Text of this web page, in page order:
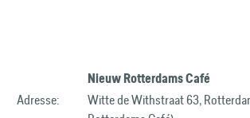
Nieuw Rotterdams Café
Adresse:
Witte de Withstraat 63,